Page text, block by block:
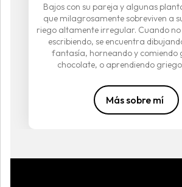
Bajos con su pareja y algunas
que milagrosamente sobreviven a
riego altamente irregular. Cuando no
escribiendo, se encuentra
fantasía, horneando y comiendo
chocolate, o aprendiendo
Más sobre mí